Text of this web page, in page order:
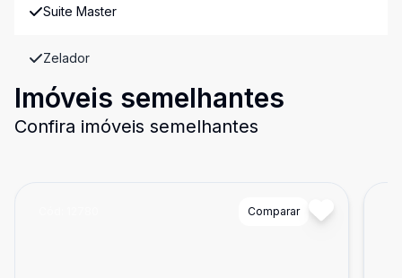
Suite Master
Zelador
Imóveis semelhantes
Confira imóveis semelhantes
Comparar